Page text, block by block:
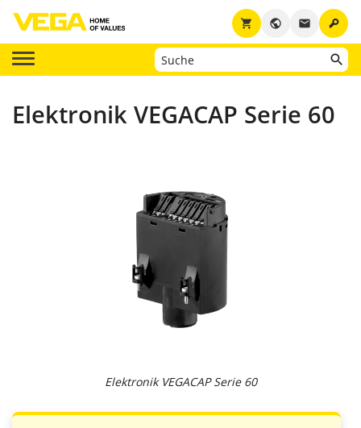
key
email
public
shopping_cart
Elektronik VEGACAP Serie 60
Elektronik VEGACAP Serie 60